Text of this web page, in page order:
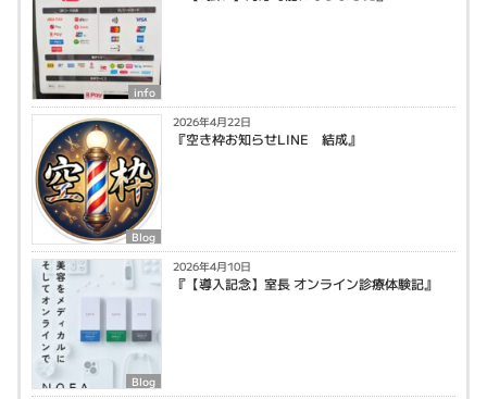
info
Blog
2026年4月22日
『空き枠お知らせLINE 結成』
Blog
2026年4月10日
『【導入記念】室長 オンライン診療体験記』